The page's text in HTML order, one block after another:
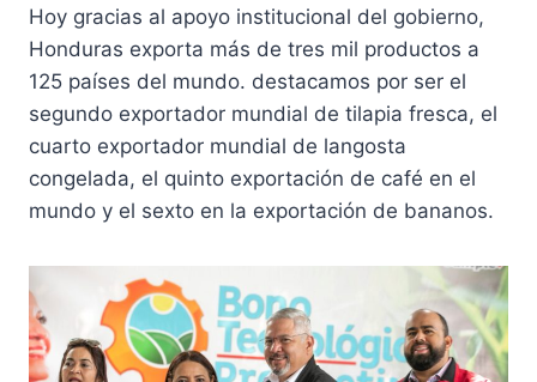
Hoy gracias al apoyo institucional del gobierno,
Honduras exporta más de tres mil productos a
125 países del mundo. destacamos por ser el
segundo exportador mundial de tilapia fresca, el
cuarto exportador mundial de langosta
congelada, el quinto exportación de café en el
mundo y el sexto en la exportación de bananos.